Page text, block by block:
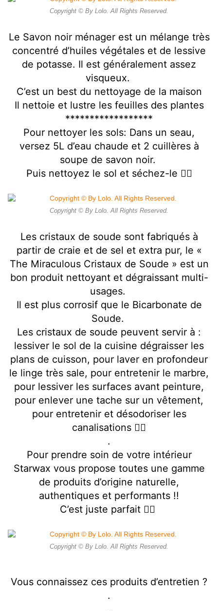
Copyright © By Lolo. All Rights Reserved.
Le Savon noir ménager est un mélange très
concentré d’huiles végétales et de lessive
de potasse. Il est généralement assez
visqueux.
C’est un best du nettoyage de la maison
Il nettoie et lustre les feuilles des plantes
******************
Pour nettoyer les sols: Dans un seau,
versez 5L d’eau chaude et 2 cuillères à
soupe de savon noir.
Puis nettoyez le sol et séchez-le 👍🏻
Copyright © By Lolo. All Rights Reserved.
Les cristaux de soude sont fabriqués à
partir de craie et de sel et extra pur, le «
The Miraculous Cristaux de Soude » est un
bon produit nettoyant et dégraissant multi-
usages.
Il est plus corrosif que le Bicarbonate de
Soude.
Les cristaux de soude peuvent servir à :
lessiver le sol de la cuisine dégraisser les
plans de cuisson, pour laver en profondeur
le linge très sale, pour entretenir le marbre,
pour lessiver les surfaces avant peinture,
pour enlever une tache sur un vêtement,
pour entretenir et désodoriser les
canalisations 👌🏻
.
Pour prendre soin de votre intérieur
Starwax vous propose toutes une gamme
de produits d’origine naturelle,
authentiques et performants !!
C’est juste parfait 👍🏻
Copyright © By Lolo. All Rights Reserved.
Vous connaissez ces produits d’entretien ?
.